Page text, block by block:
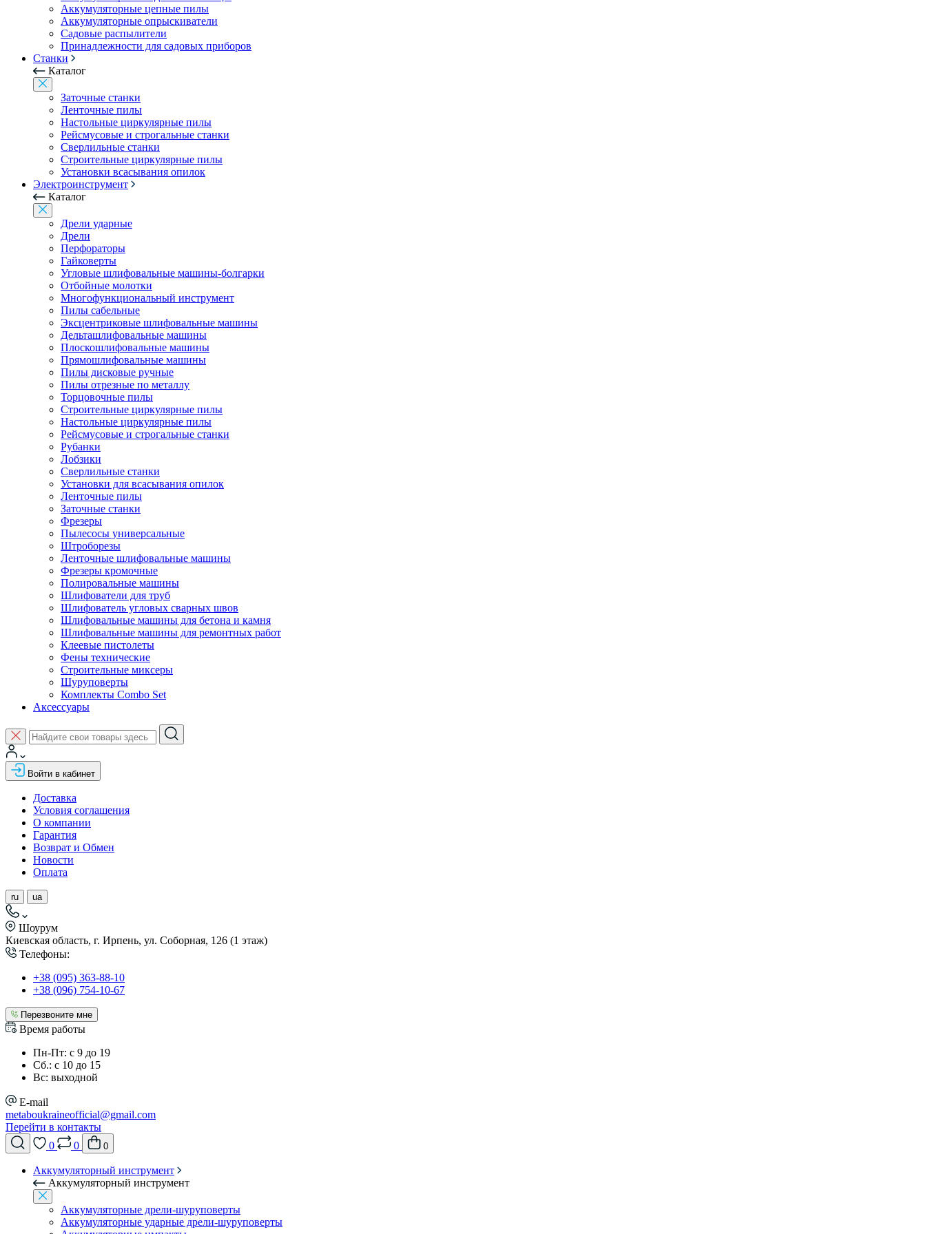
Аккумуляторные цепные пилы
Аккумуляторные опрыскиватели
Садовые распылители
Принадлежности для садовых приборов
Станки
Каталог
Заточные станки
Ленточные пилы
Настольные циркулярные пилы
Рейсмусовые и строгальные станки
Сверлильные станки
Строительные циркулярные пилы
Установки всасывания опилок
Электроинструмент
Каталог
Дрели ударные
Дрели
Перфораторы
Гайковерты
Угловые шлифовальные машины-болгарки
Отбойные молотки
Многофункциональный инструмент
Пилы сабельные
Эксцентриковые шлифовальные машины
Дельташлифовальные машины
Плоскошлифовальные машины
Прямошлифовальные машины
Пилы дисковые ручные
Пилы отрезные по металлу
Торцовочные пилы
Строительные циркулярные пилы
Настольные циркулярные пилы
Рейсмусовые и строгальные станки
Рубанки
Лобзики
Сверлильные станки
Установки для всасывания опилок
Ленточные пилы
Заточные станки
Фрезеры
Пылесосы универсальные
Штроборезы
Ленточные шлифовальные машины
Фрезеры кромочные
Полировальные машины
Шлифователи для труб
Шлифователь угловых сварных швов
Шлифовальные машины для бетона и камня
Шлифовальные машины для ремонтных работ
Клеевые пистолеты
Фены технические
Строительные миксеры
Шуруповерты
Комплекты Combo Set
Аксессуары
Войти в кабинет
Доставка
Условия соглашения
О компании
Гарантия
Возврат и Обмен
Новости
Оплата
ru ua
Шоурум
Киевская область, г. Ирпень, ул. Соборная, 126 (1 этаж)
Телефоны:
+38 (095) 363-88-10
+38 (096) 754-10-67
Перезвоните мне
Время работы
Пн-Пт: с 9 до 19
Сб.: с 10 до 15
Вс: выходной
E-mail
metaboukraineofficial@gmail.com
Перейти в контакты
0
0 0
Аккумуляторный инструмент
Аккумуляторный инструмент
Аккумуляторные дрели-шуруповерты
Аккумуляторные ударные дрели-шуруповерты